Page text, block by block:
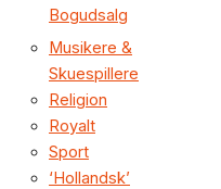
Bogudsalg
Musikere &
Skuespillere
Religion
Royalt
Sport
‘Hollandsk’